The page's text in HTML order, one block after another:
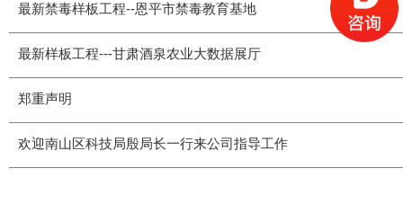
最新禁毒样板工程--恩平市禁毒教育基地
最新样板工程---甘肃酒泉农业大数据展厅
郑重声明
欢迎南山区科技局殷局长一行来公司指导工作